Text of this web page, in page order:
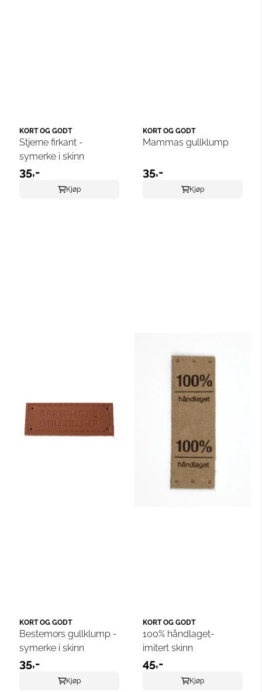
KORT OG GODT
Stjerne firkant -
symerke i skinn
35,-
Kjøp
KORT OG GODT
Mammas gullklump
35,-
Kjøp
KORT OG GODT
Bestemors gullklump -
symerke i skinn
35,-
Kjøp
KORT OG GODT
100% håndlaget-
imitert skinn
45,-
Kjøp